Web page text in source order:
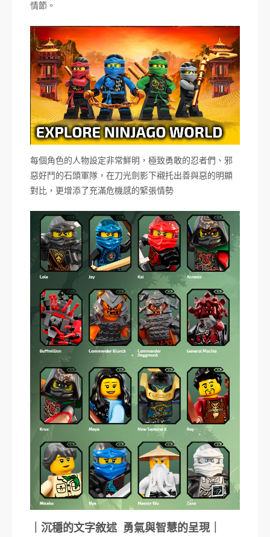
情節。
每個角色的人物設定非常鮮明，極致勇敢的忍者們、邪
惡好鬥的石頭軍隊，在刀光劍影下襯托出善與惡的明顯
對比，更增添了充滿危機感的緊張情勢
｜沉穩的文字敘述 勇氣與智慧的呈現｜